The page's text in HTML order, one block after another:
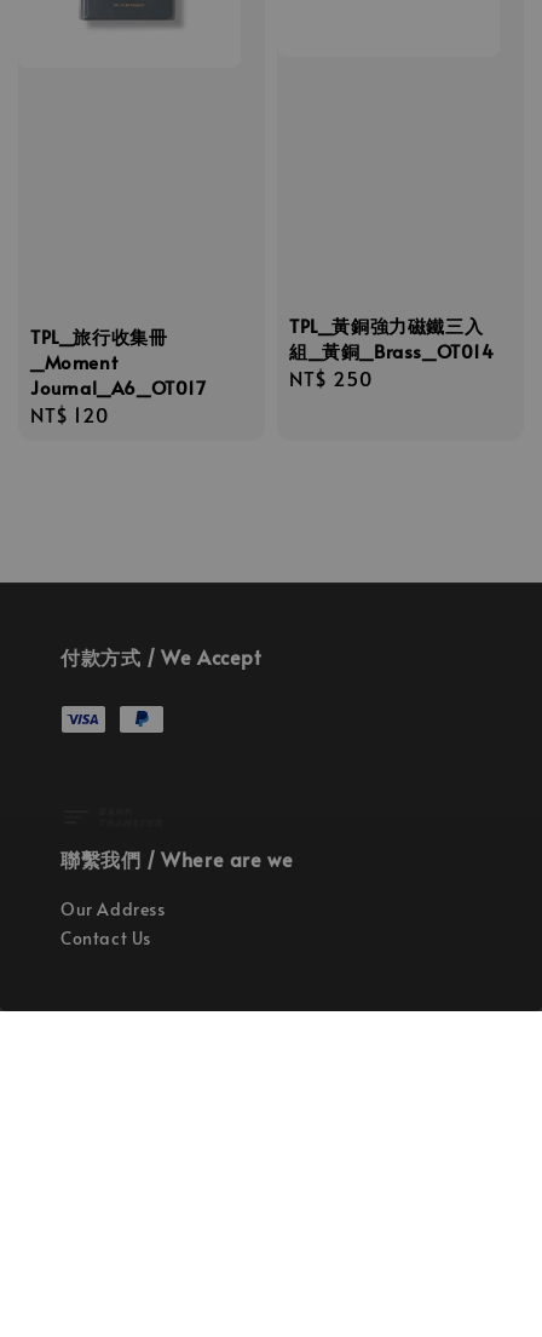
TPL_旅行收集冊
_Moment
Journal_A6_OT017
Regular
NT$ 120
TPL_黃銅強力磁鐵三入
組_黃銅_Brass_OT014
Regular
NT$ 250
付款方式 / We Accept
聯繫我們 / Where are we
Our Address
Contact Us